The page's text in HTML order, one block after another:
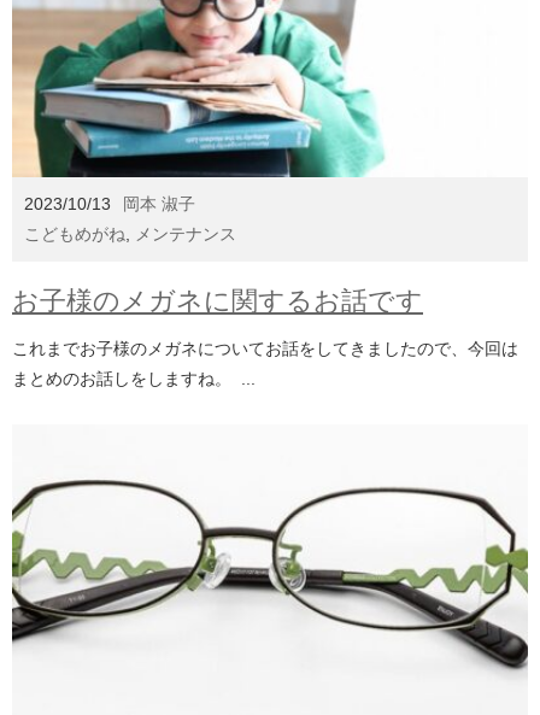
2023/10/13
岡本 淑子
こどもめがね
メンテナンス
お子様のメガネに関するお話です
これまでお子様のメガネについてお話をしてきましたので、今回は
まとめのお話しをしますね。 ...